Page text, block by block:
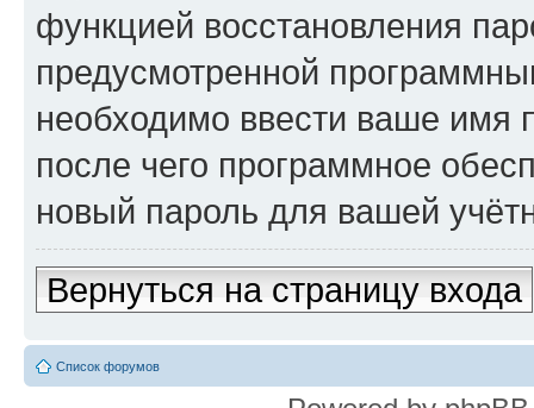
функцией восстановления
предусмотренной
необходимо ввести ваше имя
после чего программное
новый пароль для вашей
Вернуться на страницу входа
Список форумов